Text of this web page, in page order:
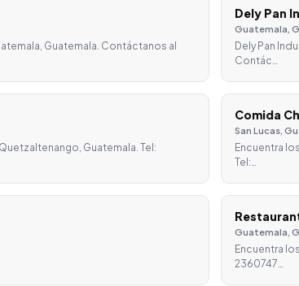
Guatemala. Contáctanos al
Dely Pan
Guatemala,
Dely Pan
Contác…
Guatemala. Tel:
Comida
San Lucas,
Encuentra
Tel:…
Guatemala,
Encuentra
2360747…